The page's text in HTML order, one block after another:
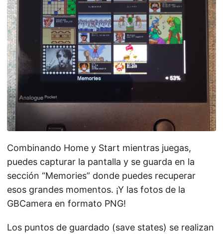
Combinando Home y Start mientras juegas,
puedes capturar la pantalla y se guarda en la
sección “Memories” donde puedes recuperar
esos grandes momentos. ¡Y las fotos de la
GBCamera en formato PNG!
Los puntos de guardado (save states) se realizan